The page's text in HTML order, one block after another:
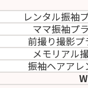
レンタル振袖
ママ振袖プ
前撮り撮影プ
メモリアル
振袖ヘアアレ